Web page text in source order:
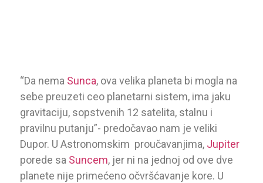
“Da nema Sunca, ova velika planeta bi mogla na
sebe preuzeti ceo planetarni sistem, ima jaku
gravitaciju, sopstvenih 12 satelita, stalnu i
pravilnu putanju”- predočavao nam je veliki
Dupor. U Astronomskim proučavanjima, Jupiter
porede sa Suncem, jer ni na jednoj od ove dve
planete nije primećeno očvršćavanje kore. U